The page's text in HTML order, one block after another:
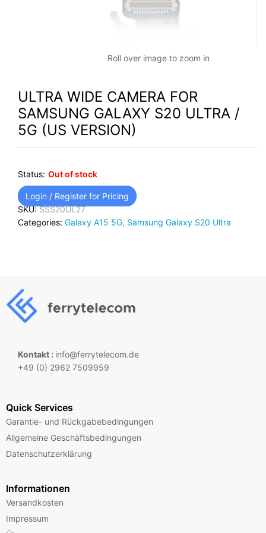
Roll over image to zoom in
ULTRA WIDE CAMERA FOR
SAMSUNG GALAXY S20 ULTRA /
5G (US VERSION)
Status: Out of stock
Login / Register for Pricing
SKU:SSS20UL27
Categories: Galaxy A15 5G, Samsung Galaxy S20 Ultra
Kontakt : info@ferrytelecom.de
+49 (0) 2962 7509959
Quick Services
Garantie- und Rückgabebedingungen
Allgemeine Geschäftsbedingungen
Datenschutzerklärung
Informationen
Versandkosten
Impressum